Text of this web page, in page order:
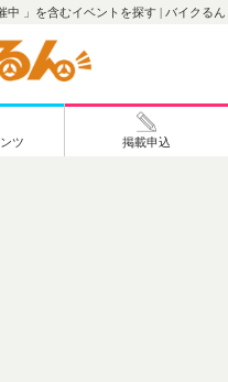
中 」を含むイベントを探す | バイクるん